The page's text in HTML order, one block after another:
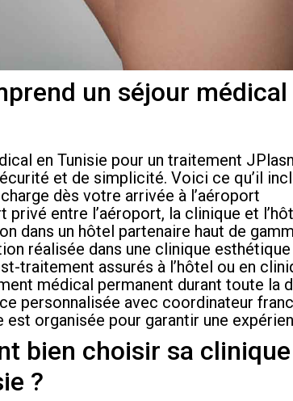
un séjour
en Tunisie pour un traitement
et de simplicité. Voici ce qu’il
dès votre arrivée à l’aéroport
privé entre l’aéroport, la clinique et
dans un hôtel partenaire haut de
réalisée dans une clinique
traitement assurés à l’hôtel ou en
médical permanent durant toute la
personnalisée avec coordinateur
est organisée pour garantir une
bien choisir sa
?